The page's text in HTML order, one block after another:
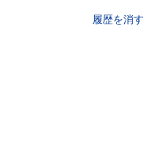
履歴を消す